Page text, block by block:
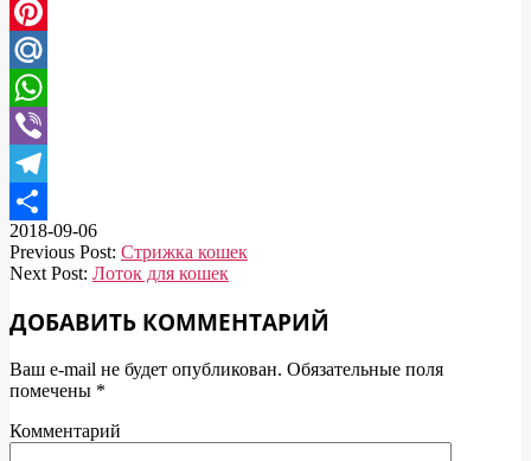
Twitter
Pinterest
Mail.Ru
WhatsApp
Viber
Telegram
Отправить
2018-09-06
Previous Post: Стрижка кошек
Next Post: Лоток для кошек
ДОБАВИТЬ КОММЕНТАРИЙ
Ваш e-mail не будет опубликован. Обязательные поля
помечены *
Комментарий